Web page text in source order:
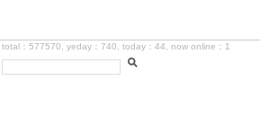
total：577570, yeday：740, today：44, now online：1